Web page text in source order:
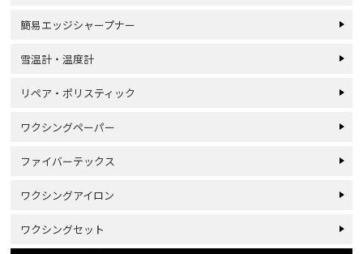
簡易エッジシャープナー
雪温計・温度計
リペア・ポリスティック
ワクシングペーパー
ファイバーテックス
ワクシングアイロン
ワクシングセット